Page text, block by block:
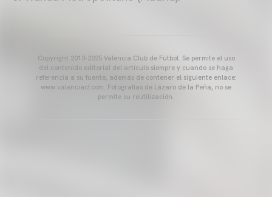
Copyright 2013-2025 Valencia Club de Fútbol. Se permite el uso
del contenido editorial del artículo siempre y cuando se haga
referencia a su fuente, además de contener el siguiente enlace:
www.valenciacf.com. Fotografías de Lázaro de la Peña, no se
permite su reutilización.